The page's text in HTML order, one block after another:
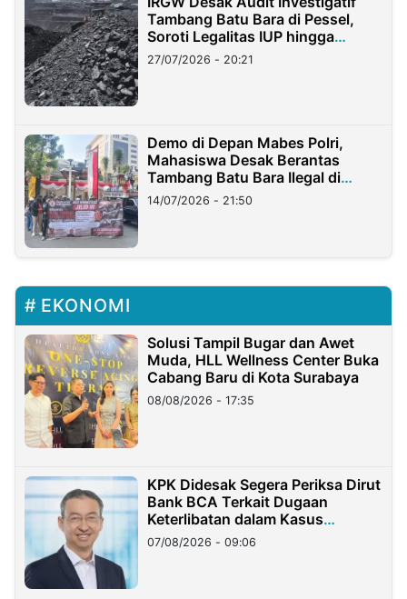
Tambang Batu Bara di Pessel,
Soroti Legalitas IUP hingga
Stockpile
27/07/2026 - 20:21
Demo di Depan Mabes Polri,
Mahasiswa Desak Berantas
Tambang Batu Bara Ilegal di
Lampung
14/07/2026 - 21:50
EKONOMI
Solusi Tampil Bugar dan Awet
Muda, HLL Wellness Center Buka
Cabang Baru di Kota Surabaya
08/08/2026 - 17:35
KPK Didesak Segera Periksa Dirut
Bank BCA Terkait Dugaan
Keterlibatan dalam Kasus
Hilangnya Dana Nasabah Rp2,58
Miliar
07/08/2026 - 09:06